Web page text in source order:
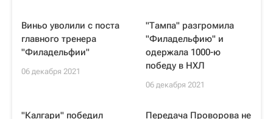
Виньо уволили с поста
главного тренера
"Филадельфии"
06 декабря 2021
"Тампа" разгромила
"Филадельфию" и
одержала 1000-ю
победу в НХЛ
06 декабря 2021
"Калгари" победил
Передача Проворова не